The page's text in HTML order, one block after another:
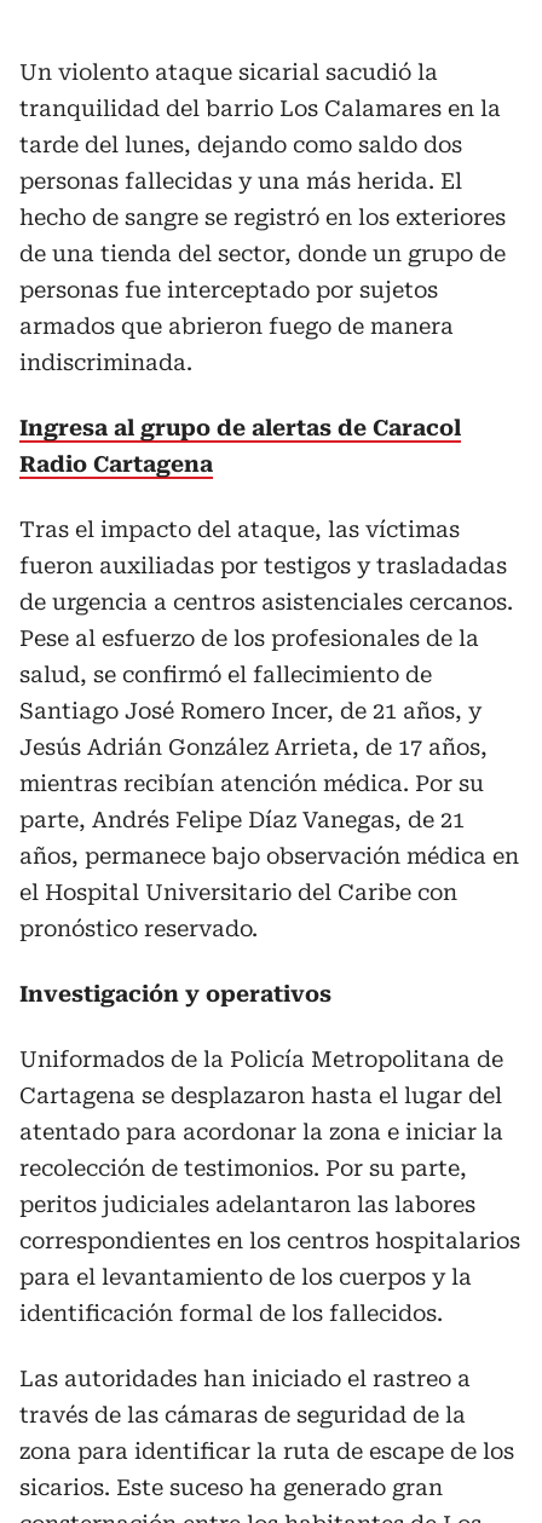
Un violento ataque sicarial sacudió la
tranquilidad del barrio Los Calamares en la
tarde del lunes, dejando como saldo dos
personas fallecidas y una más herida. El
hecho de sangre se registró en los exteriores
de una tienda del sector, donde un grupo de
personas fue interceptado por sujetos
armados que abrieron fuego de manera
indiscriminada.
Ingresa al grupo de alertas de Caracol
Radio Cartagena
Tras el impacto del ataque, las víctimas
fueron auxiliadas por testigos y trasladadas
de urgencia a centros asistenciales cercanos.
Pese al esfuerzo de los profesionales de la
salud, se confirmó el fallecimiento de
Santiago José Romero Incer, de 21 años, y
Jesús Adrián González Arrieta, de 17 años,
mientras recibían atención médica. Por su
parte, Andrés Felipe Díaz Vanegas, de 21
años, permanece bajo observación médica en
el Hospital Universitario del Caribe con
pronóstico reservado.
Investigación y operativos
Uniformados de la Policía Metropolitana de
Cartagena se desplazaron hasta el lugar del
atentado para acordonar la zona e iniciar la
recolección de testimonios. Por su parte,
peritos judiciales adelantaron las labores
correspondientes en los centros hospitalarios
para el levantamiento de los cuerpos y la
identificación formal de los fallecidos.
Las autoridades han iniciado el rastreo a
través de las cámaras de seguridad de la
zona para identificar la ruta de escape de los
sicarios. Este suceso ha generado gran